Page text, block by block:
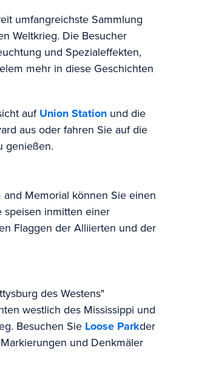
umfangreichste Sammlung
Weltkrieg. Die Besucher
und Spezialeffekten,
mehr in diese Geschichten
aufUnion Station und die
aus oder fahren Sie auf die
genießen.
Memorial können Sie einen
speisen inmitten einer
Flaggen der Alliierten und der
des Westens"
westlich des Mississippi und
Besuchen Sie Loose Parkder
und Denkmäler